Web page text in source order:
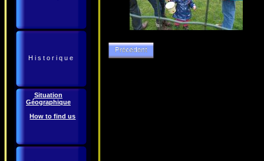
H i s t o r i q u e
Situation
Géographique
How to find us